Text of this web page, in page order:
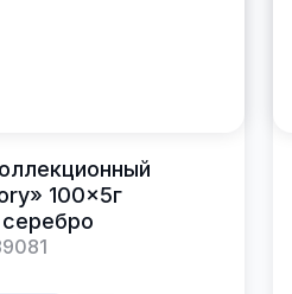
100×5г